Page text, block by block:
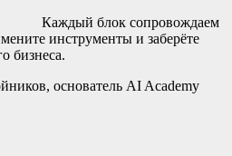
Каждый блок сопровождаем
инструменты и заберёте
бизнеса.
основатель AI Academy